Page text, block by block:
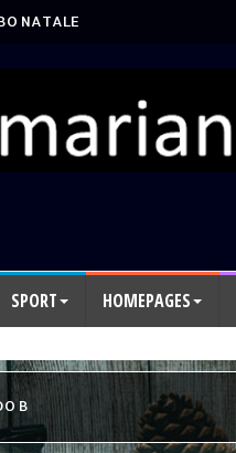
NATALE
SPORT HOMEPAGES
B